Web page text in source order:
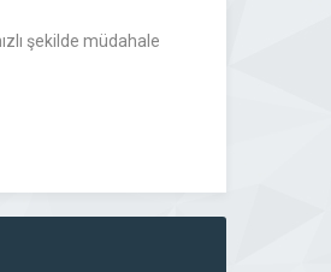
şekilde müdahale